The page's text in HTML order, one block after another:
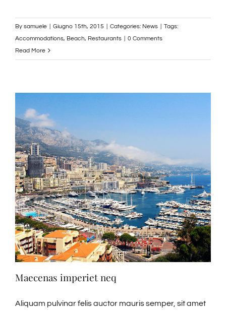
By samuele Giugno 15th, 2015 Categories: News
Tags:
Accommodations, Beach, Restaurants
0 Comments
Read More
Maecenas imperiet neq
Aliquam pulvinar felis auctor mauris semper, sit amet